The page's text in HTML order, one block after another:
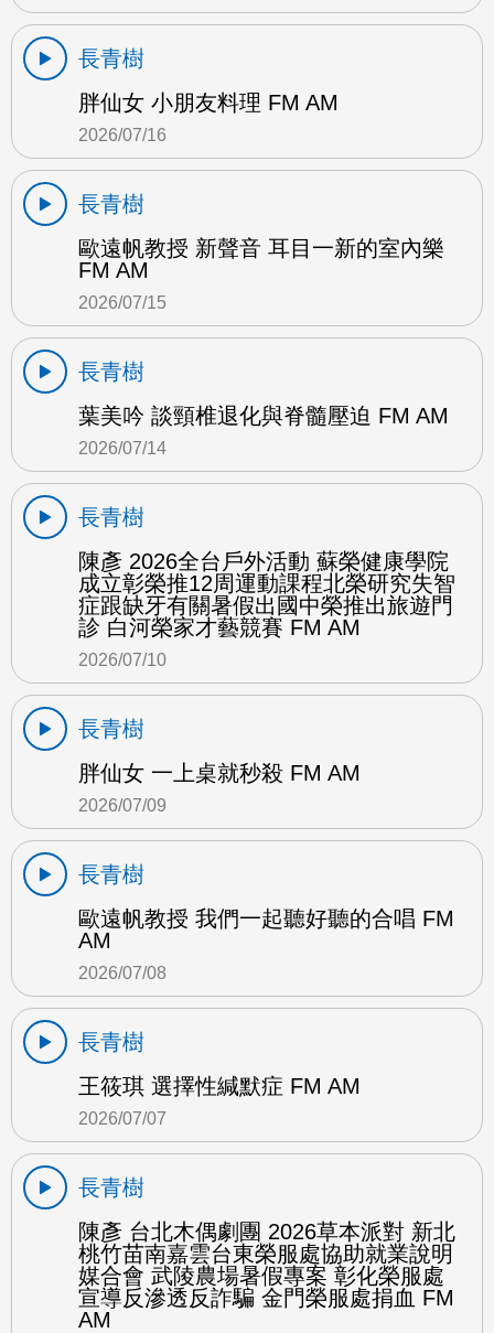
長青樹
胖仙女 小朋友料理 FM AM
2026/07/16
長青樹
歐遠帆教授 新聲音 耳目一新的室內樂
FM AM
2026/07/15
長青樹
葉美吟 談頸椎退化與脊髓壓迫 FM AM
2026/07/14
長青樹
陳彥 2026全台戶外活動 蘇榮健康學院
成立彰榮推12周運動課程北榮研究失智
症跟缺牙有關暑假出國中榮推出旅遊門
診 白河榮家才藝競賽 FM AM
2026/07/10
長青樹
胖仙女 一上桌就秒殺 FM AM
2026/07/09
長青樹
歐遠帆教授 我們一起聽好聽的合唱 FM
AM
2026/07/08
長青樹
王筱琪 選擇性緘默症 FM AM
2026/07/07
長青樹
陳彥 台北木偶劇團 2026草本派對 新北
桃竹苗南嘉雲台東榮服處協助就業說明
媒合會 武陵農場暑假專案 彰化榮服處
宣導反滲透反詐騙 金門榮服處捐血 FM
AM